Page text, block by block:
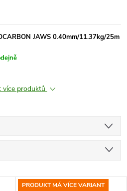
JAWS 0.40mm/11.37kg/25m
více produktů
PRODUKT MÁ VÍCE VARIANT